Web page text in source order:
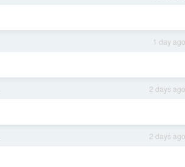
1 day ago
2 days ago
2 days ago